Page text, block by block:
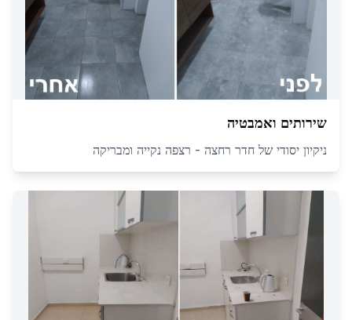
שירותים ואמבטיה
ניקיון יסודי של חדר רחצה - רצפה נקייה ומבריקה